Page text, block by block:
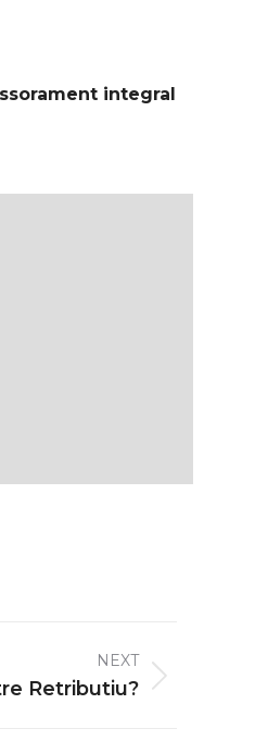
integral
NEXT
Retributiu?